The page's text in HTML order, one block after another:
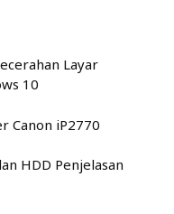
Layar
10
Canon iP2770
HDD Penjelasan